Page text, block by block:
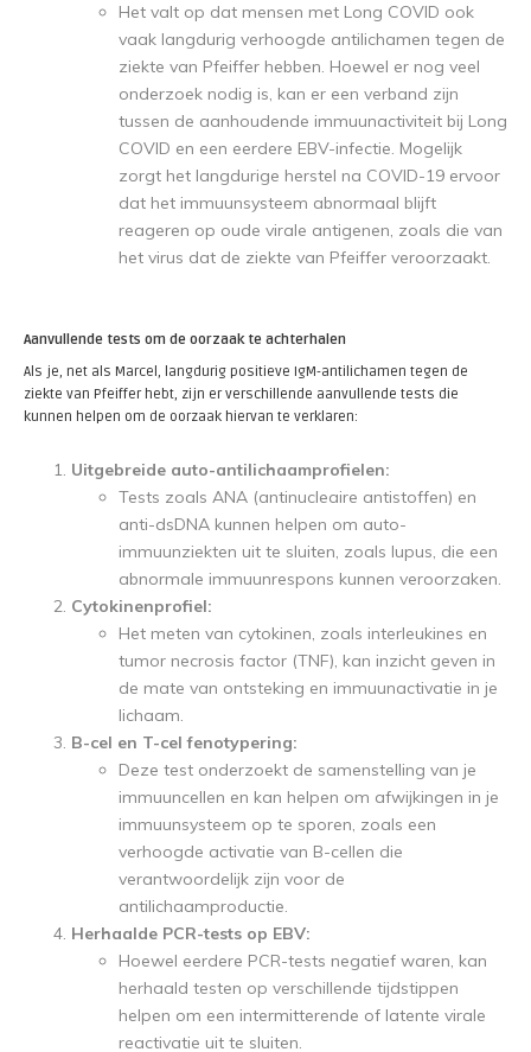
Het valt op dat mensen met Long COVID ook
vaak langdurig verhoogde antilichamen tegen de
ziekte van Pfeiffer hebben. Hoewel er nog veel
onderzoek nodig is, kan er een verband zijn
tussen de aanhoudende immuunactiviteit bij Long
COVID en een eerdere EBV-infectie. Mogelijk
zorgt het langdurige herstel na COVID-19 ervoor
dat het immuunsysteem abnormaal blijft
reageren op oude virale antigenen, zoals die van
het virus dat de ziekte van Pfeiffer veroorzaakt.
Aanvullende tests om de oorzaak te achterhalen
Als je, net als Marcel, langdurig positieve IgM-antilichamen tegen de
ziekte van Pfeiffer hebt, zijn er verschillende aanvullende tests die
kunnen helpen om de oorzaak hiervan te verklaren:
Uitgebreide auto-antilichaamprofielen:
Tests zoals ANA (antinucleaire antistoffen) en
anti-dsDNA kunnen helpen om auto-
immuunziekten uit te sluiten, zoals lupus, die een
abnormale immuunrespons kunnen veroorzaken.
Cytokinenprofiel:
Het meten van cytokinen, zoals interleukines en
tumor necrosis factor (TNF), kan inzicht geven in
de mate van ontsteking en immuunactivatie in je
lichaam.
B-cel en T-cel fenotypering:
Deze test onderzoekt de samenstelling van je
immuuncellen en kan helpen om afwijkingen in je
immuunsysteem op te sporen, zoals een
verhoogde activatie van B-cellen die
verantwoordelijk zijn voor de
antilichaamproductie.
Herhaalde PCR-tests op EBV:
Hoewel eerdere PCR-tests negatief waren, kan
herhaald testen op verschillende tijdstippen
helpen om een intermitterende of latente virale
reactivatie uit te sluiten.